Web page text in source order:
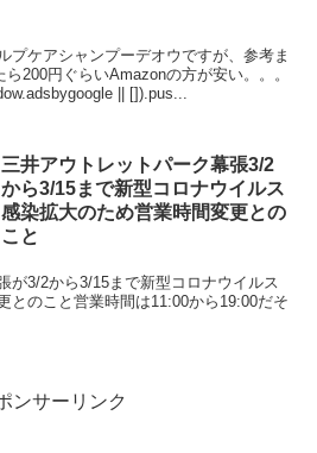
プケアシャンプーデオウですが、参考ま
200円ぐらいAmazonの方が安い。。。
|| []).pus...
三井アウトレットパーク幕張3/2
から3/15まで新型コロナウイルス
感染拡大のため営業時間変更との
こと
が3/2から3/15まで新型コロナウイルス
とのこと営業時間は11:00から19:00だそ
ンサーリンク